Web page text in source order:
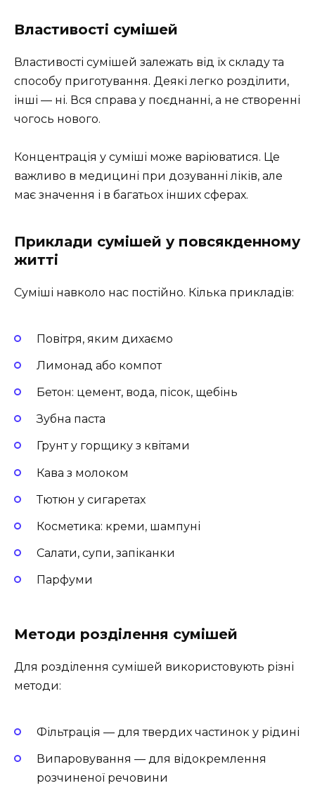
Властивості сумішей
Властивості сумішей залежать від їх складу та
способу приготування. Деякі легко розділити,
інші — ні. Вся справа у поєднанні, а не створенні
чогось нового.
Концентрація у суміші може варіюватися. Це
важливо в медицині при дозуванні ліків, але
має значення і в багатьох інших сферах.
Приклади сумішей у повсякденному
житті
Суміші навколо нас постійно. Кілька прикладів:
Повітря, яким дихаємо
Лимонад або компот
Бетон: цемент, вода, пісок, щебінь
Зубна паста
Грунт у горщику з квітами
Кава з молоком
Тютюн у сигаретах
Косметика: креми, шампуні
Салати, супи, запіканки
Парфуми
Методи розділення сумішей
Для розділення сумішей використовують різні
методи:
Фільтрація — для твердих частинок у рідині
Випаровування — для відокремлення
розчиненої речовини